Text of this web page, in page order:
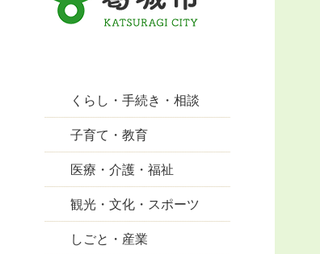
くらし・手続き・相談
子育て・教育
医療・介護・福祉
観光・文化・スポーツ
しごと・産業